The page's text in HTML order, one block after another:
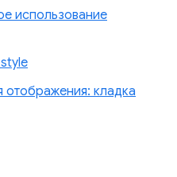
использование
отображения: кладка